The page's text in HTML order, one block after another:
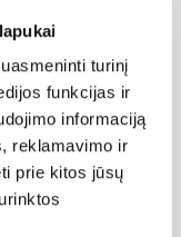
turinį
funkcijas ir
informaciją
reklamavimo ir
prie kitos jūsų